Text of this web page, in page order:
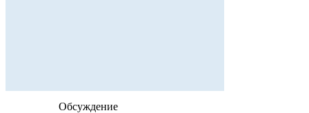
Обсуждение